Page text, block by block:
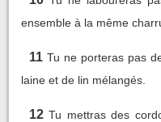
ensemble à la même
11 Tu ne porteras pas
laine et de lin mélangés.
12 Tu mettras des